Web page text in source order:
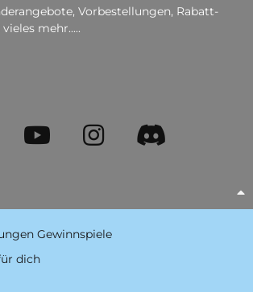
Vorbestellungen, Rabatt-
mehr.....
Gewinnspiele
dich